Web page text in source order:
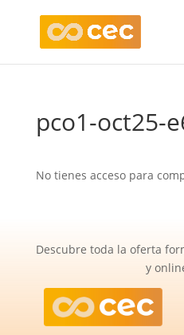
pco1-oct25-
No tienes acceso para
Descubre toda la oferta
y